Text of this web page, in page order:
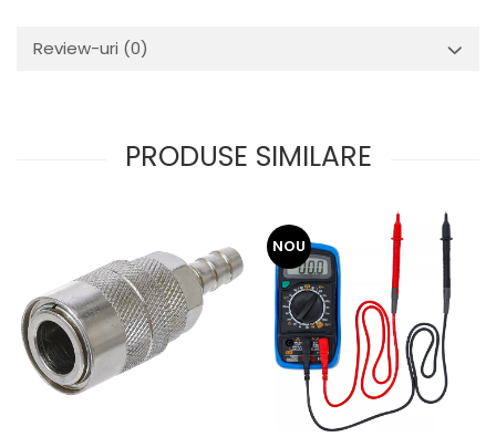
Review-uri (0)
PRODUSE SIMILARE
NOU